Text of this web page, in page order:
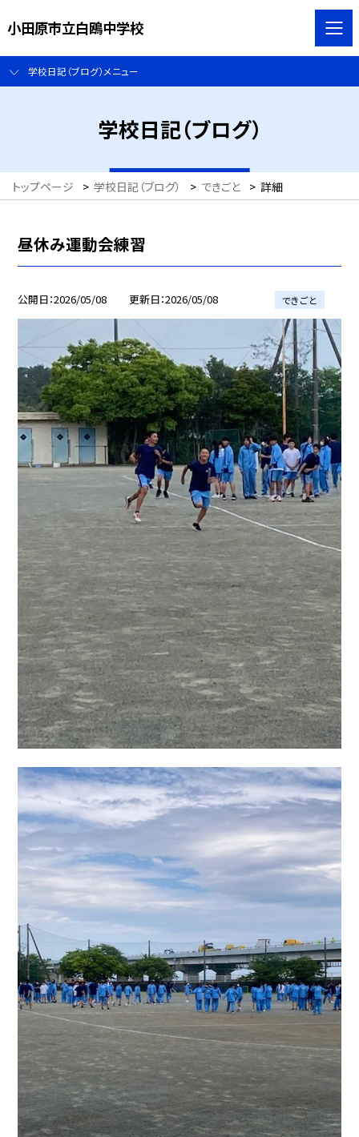
小田原市立白鴎中学校
学校日記（ブログ）メニュー
学校日記（ブログ）
トップページ > 学校日記（ブログ） > できごと > 詳細
昼休み運動会練習
公開日 2026/05/08 更新日 2026/05/08 できごと